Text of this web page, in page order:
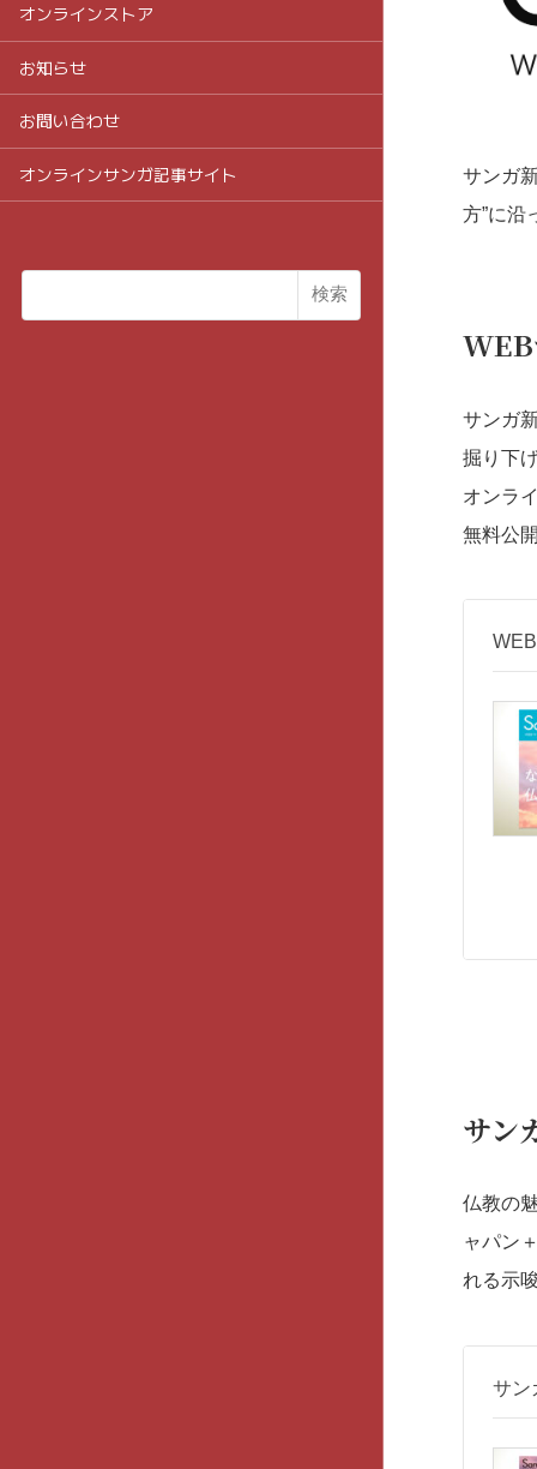
オンラインストア
お知らせ
お問い合わせ
オンラインサンガ記事サイト
検索
サンガ
方”に沿
サンガ
掘り下
オンラ
無料公
サン
仏教の
ャパン
れる示
サン